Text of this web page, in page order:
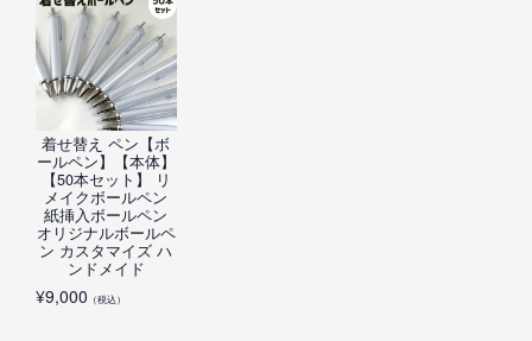
着せ替え ペン【ボ
ールペン】【本体】
【50本セット】 リ
メイクボールペン
紙挿入ボールペン
オリジナルボールペ
ン カスタマイズ ハ
ンドメイド
¥9,000 （税込）